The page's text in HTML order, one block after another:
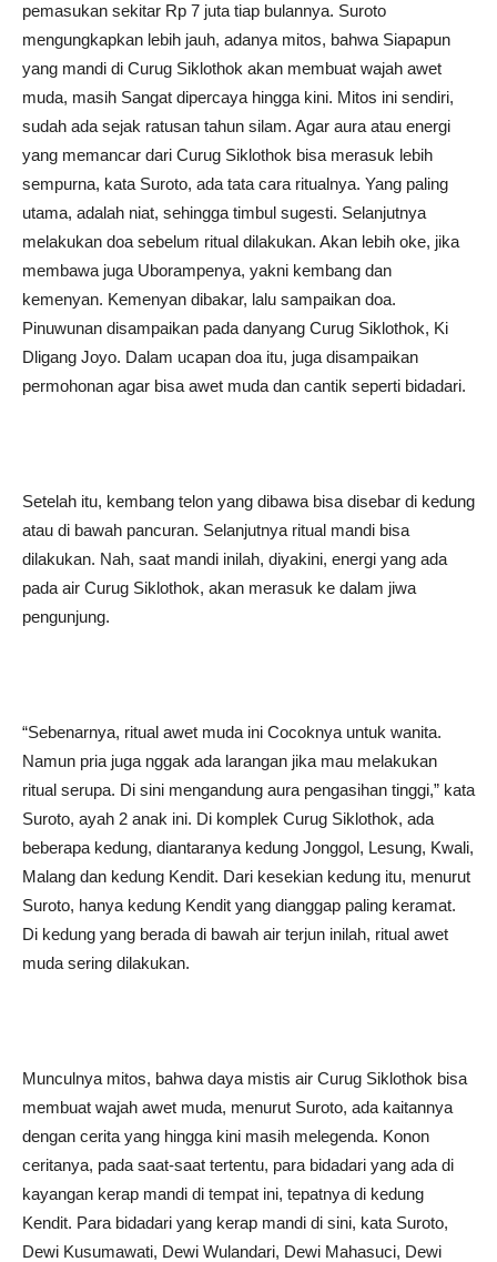
pemasukan sekitar Rp 7 juta tiap bulannya. Suroto
mengungkapkan lebih jauh, adanya mitos, bahwa Siapapun
yang mandi di Curug Siklothok akan membuat wajah awet
muda, masih Sangat dipercaya hingga kini. Mitos ini sendiri,
sudah ada sejak ratusan tahun silam. Agar aura atau energi
yang memancar dari Curug Siklothok bisa merasuk lebih
sempurna, kata Suroto, ada tata cara ritualnya. Yang paling
utama, adalah niat, sehingga timbul sugesti. Selanjutnya
melakukan doa sebelum ritual dilakukan. Akan lebih oke, jika
membawa juga Uborampenya, yakni kembang dan
kemenyan. Kemenyan dibakar, lalu sampaikan doa.
Pinuwunan disampaikan pada danyang Curug Siklothok, Ki
Dligang Joyo. Dalam ucapan doa itu, juga disampaikan
permohonan agar bisa awet muda dan cantik seperti bidadari.
Setelah itu, kembang telon yang dibawa bisa disebar di kedung
atau di bawah pancuran. Selanjutnya ritual mandi bisa
dilakukan. Nah, saat mandi inilah, diyakini, energi yang ada
pada air Curug Siklothok, akan merasuk ke dalam jiwa
pengunjung.
“Sebenarnya, ritual awet muda ini Cocoknya untuk wanita.
Namun pria juga nggak ada larangan jika mau melakukan
ritual serupa. Di sini mengandung aura pengasihan tinggi,” kata
Suroto, ayah 2 anak ini. Di komplek Curug Siklothok, ada
beberapa kedung, diantaranya kedung Jonggol, Lesung, Kwali,
Malang dan kedung Kendit. Dari kesekian kedung itu, menurut
Suroto, hanya kedung Kendit yang dianggap paling keramat.
Di kedung yang berada di bawah air terjun inilah, ritual awet
muda sering dilakukan.
Munculnya mitos, bahwa daya mistis air Curug Siklothok bisa
membuat wajah awet muda, menurut Suroto, ada kaitannya
dengan cerita yang hingga kini masih melegenda. Konon
ceritanya, pada saat-saat tertentu, para bidadari yang ada di
kayangan kerap mandi di tempat ini, tepatnya di kedung
Kendit. Para bidadari yang kerap mandi di sini, kata Suroto,
Dewi Kusumawati, Dewi Wulandari, Dewi Mahasuci, Dewi